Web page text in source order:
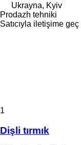
Ukrayna, Kyiv
Prodazh tehniki
Satıcıyla iletişime geç
1
Dişli tırmık